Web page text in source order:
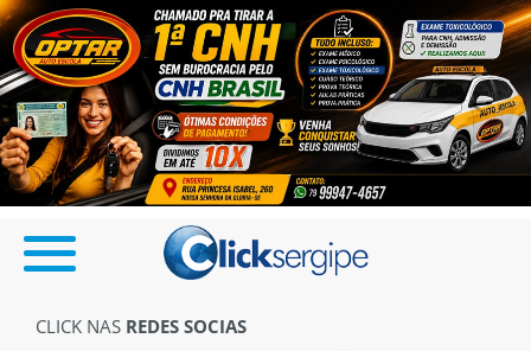
CLICK NAS REDES SOCIAS